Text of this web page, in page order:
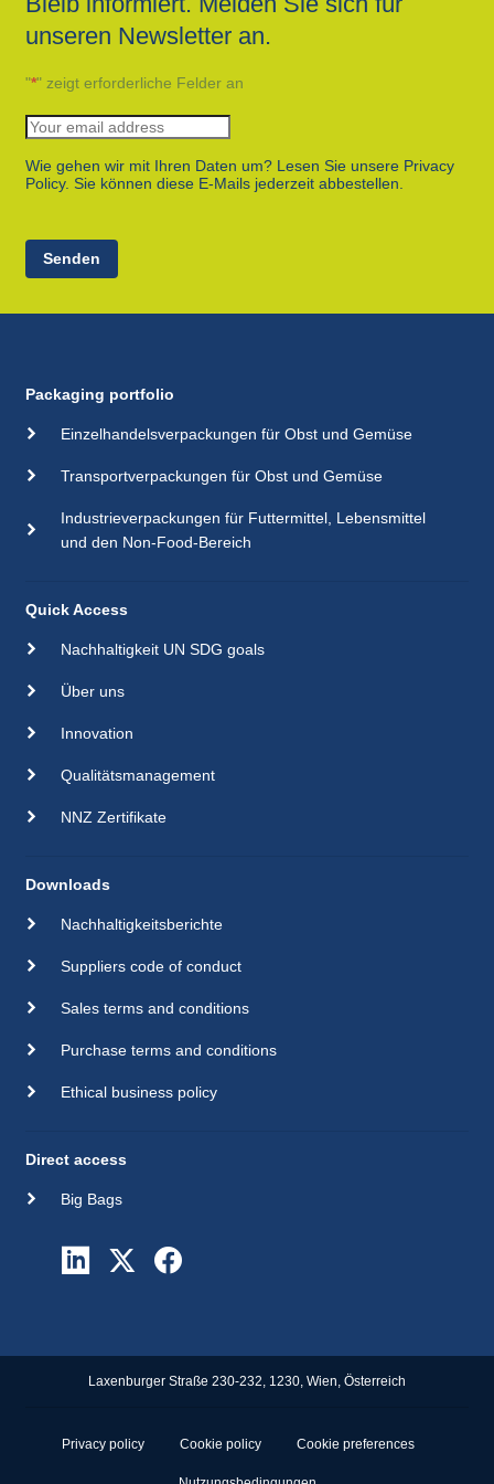
unseren Newsletter an.
"*" zeigt erforderliche Felder an
Wie gehen wir mit Ihren Daten um? Lesen Sie unsere Privacy
Policy. Sie können diese E-Mails jederzeit abbestellen.
Senden
Packaging portfolio
Einzelhandelsverpackungen für Obst und Gemüse
Transportverpackungen für Obst und Gemüse
Industrieverpackungen für Futtermittel, Lebensmittel
und den Non-Food-Bereich
Quick Access
Nachhaltigkeit UN SDG goals
Über uns
Innovation
Qualitätsmanagement
NNZ Zertifikate
Downloads
Nachhaltigkeitsberichte
Suppliers code of conduct
Sales terms and conditions
Purchase terms and conditions
Ethical business policy
Direct access
Big Bags
Laxenburger Straße 230-232, 1230, Wien, Österreich
Privacy policy Cookie policy Cookie preferences